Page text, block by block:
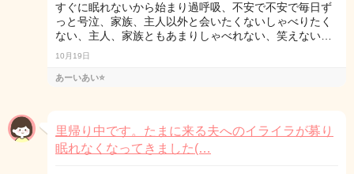
すぐに眠れないから始まり過呼吸、不安で不安で毎日ず
っと号泣、家族、主人以外と会いたくないしゃべりたく
ない、主人、家族ともあまりしゃべれない、笑えない…
10月19日
あーいあい⭐️
里帰り中です。たまに来る夫へのイライラが募り
眠れなくなってきました(…